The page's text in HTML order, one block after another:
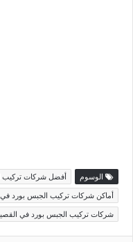
الوسوم
أفضل شركات تركيب
أماكن شركات تركيب الجبس بورد في
شركات تركيب الجبس بورد في